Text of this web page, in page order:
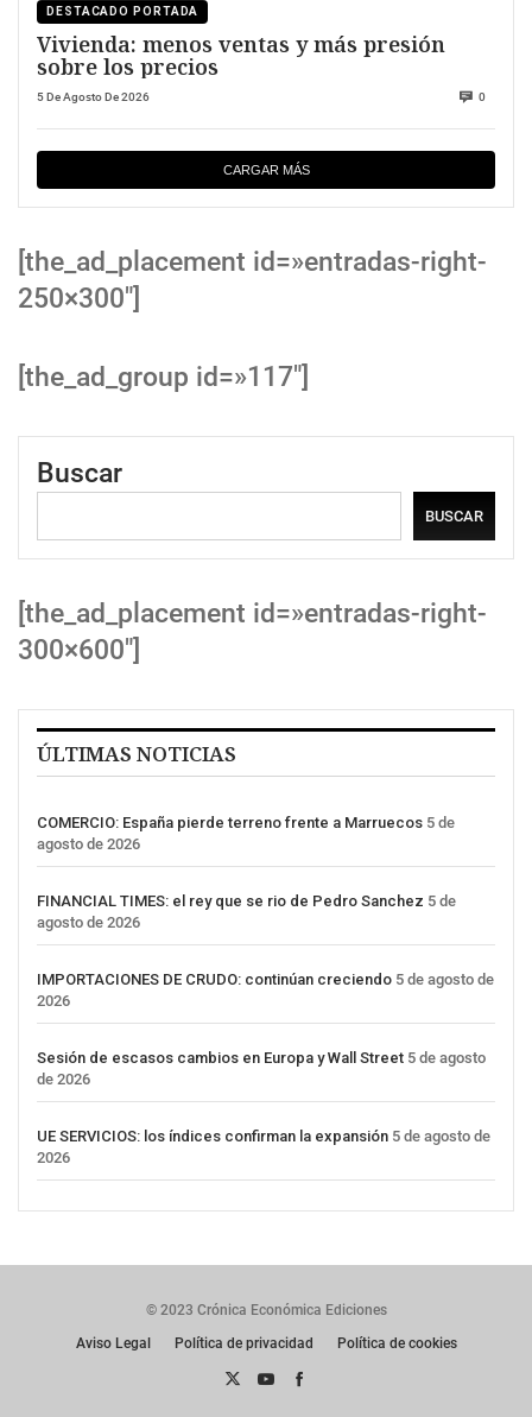
DESTACADO PORTADA
Vivienda: menos ventas y más presión
sobre los precios
5 De Agosto De 2026 0
CARGAR MÁS
[the_ad_placement id=»entradas-right-
250×300″]
[the_ad_group id=»117″]
Buscar
BUSCAR
[the_ad_placement id=»entradas-right-
300×600″]
ÚLTIMAS NOTICIAS
COMERCIO: España pierde terreno frente a Marruecos 5 de
agosto de 2026
FINANCIAL TIMES: el rey que se rio de Pedro Sanchez 5 de
agosto de 2026
IMPORTACIONES DE CRUDO: continúan creciendo 5 de agosto de
2026
Sesión de escasos cambios en Europa y Wall Street 5 de agosto
de 2026
UE SERVICIOS: los índices confirman la expansión 5 de agosto de
2026
© 2023 Crónica Económica Ediciones
Aviso Legal
Política de privacidad Política de cookies